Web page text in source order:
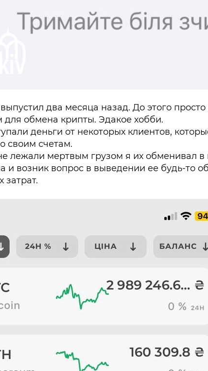
два месяца назад. До этого
обмена крипты. Эдакое хобби.
деньги от некоторых клиентов,
своим счетам.
лежали мертвым грузом я их обменивал в
и возник вопрос в выведении ее будь-то
затрат.